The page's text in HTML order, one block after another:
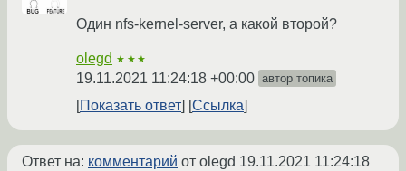
Один nfs-kernel-server, а какой второй?
olegd ★★★
19.11.2021 11:24:18 +00:00 автор топика
Показать ответ Ссылка
Ответ на: комментарий от olegd 19.11.2021 11:24:18